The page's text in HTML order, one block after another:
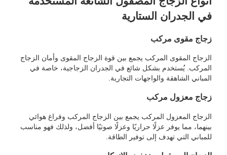
في الجدران الستارية
زجاج مقوى مركب
الزجاج المقوى المركب يجمع بين قوة الزجاج المقوى وأمان الزجاج
المركب. يُستخدم بشكل شائع في الجدران الزجاجية، خاصة في
المباني الشاهقة والواجهات التجارية.
زجاج معزول مركب
الزجاج المعزول المركب يجمع بين الزجاج المركب وفراغ هوائي
بينهما، مما يوفر عزلًا حراريًا وعزلًا صوتيًا أفضل، ولذلك فهو مناسب
للمباني التي تهدف إلى توفير الطاقة.